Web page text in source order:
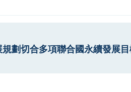
劃切合多項聯合國永續發展目